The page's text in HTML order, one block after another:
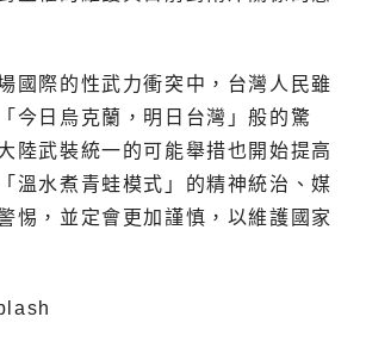
國際的性武力衝突中，台灣人民雖
今日烏克蘭，明日台灣」般的驚
陸武裝統一的可能舉措也開始提高
溫水煮青蛙模式」的精神統治、媒
惕，並定會更加謹慎，以維護國家